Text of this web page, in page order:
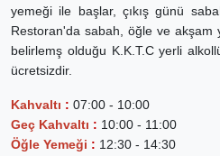
yemeği ile başlar, çıkış günü
Restoran'da sabah, öğle ve akşam
belirlemş olduğu K.K.T.C yerli
ücretsizdir.
Kahvaltı : 07:00 - 10:00
Geç Kahvaltı : 10:00 - 11:00
Öğle Yemeği : 12:30 - 14:30